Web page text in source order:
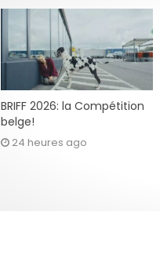
BRIFF 2026: la Compétition
belge!
24 heures ago